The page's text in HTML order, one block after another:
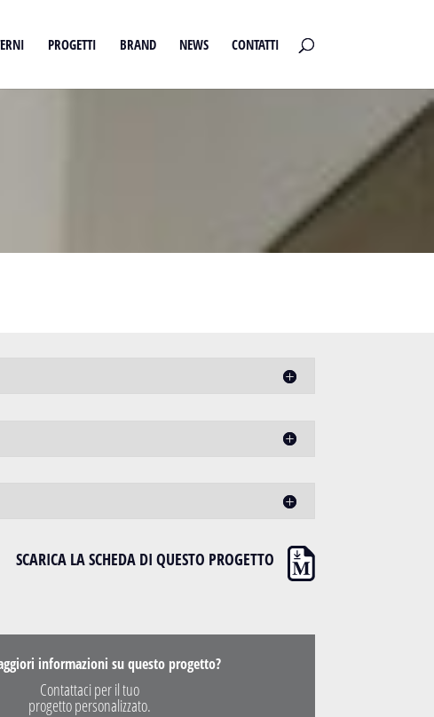
PROGETTI BRAND NEWS CONTATTI
SCARICA LA SCHEDA DI QUESTO PROGETTO
informazioni su questo progetto?
Contattaci per il tuo
progetto personalizzato.